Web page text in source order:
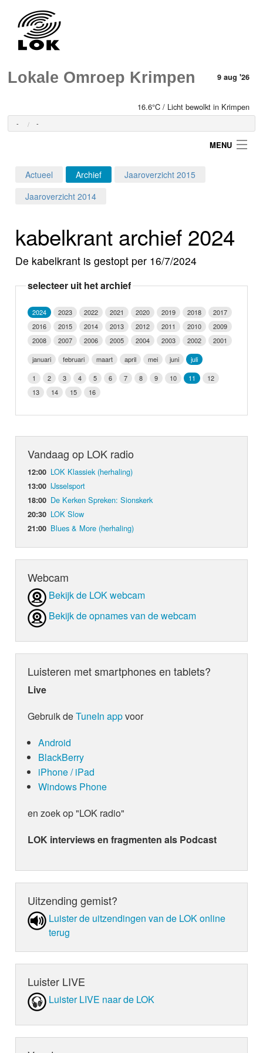
Lokale Omroep Krimpen 9 aug '26
16.6°C / Licht bewolkt in Krimpen
- -
MENU
Programma's
Video
Webcam
Info
Actueel Archief
Jaaroverzicht 2015
Jaaroverzicht 2014
kabelkrant archief 2024
De kabelkrant is gestopt per 16/7/2024
selecteer uit het archief
2024 2023 2022 2021 2020 2019 2018
2017
2016
2015 2014 2013 2012 2011 2010
2009
2008
2007 2006 2005 2004 2003 2002
2001
januari
februari maart april mei juni
juli
1
2 3 4 5 6 7 8 9 10 11
12
13
14 15 16
Vandaag op LOK radio
12:00 LOK Klassiek (herhaling)
13:00 IJsselsport
18:00 De Kerken Spreken: Sionskerk
20:30 LOK Slow
21:00 Blues & More (herhaling)
Webcam
Bekijk de LOK webcam
Bekijk de opnames van de webcam
Luisteren met smartphones en tablets?
Live
Gebruik deTuneIn appvoor
Android
BlackBerry
iPhone / iPad
Windows Phone
en zoek op "LOK radio"
LOK interviews en fragmenten als Podcast
Uitzending gemist?
Luister de uit­zen­din­gen van de LOK online
terug
Luister LIVE
Luister LIVE naar de LOK